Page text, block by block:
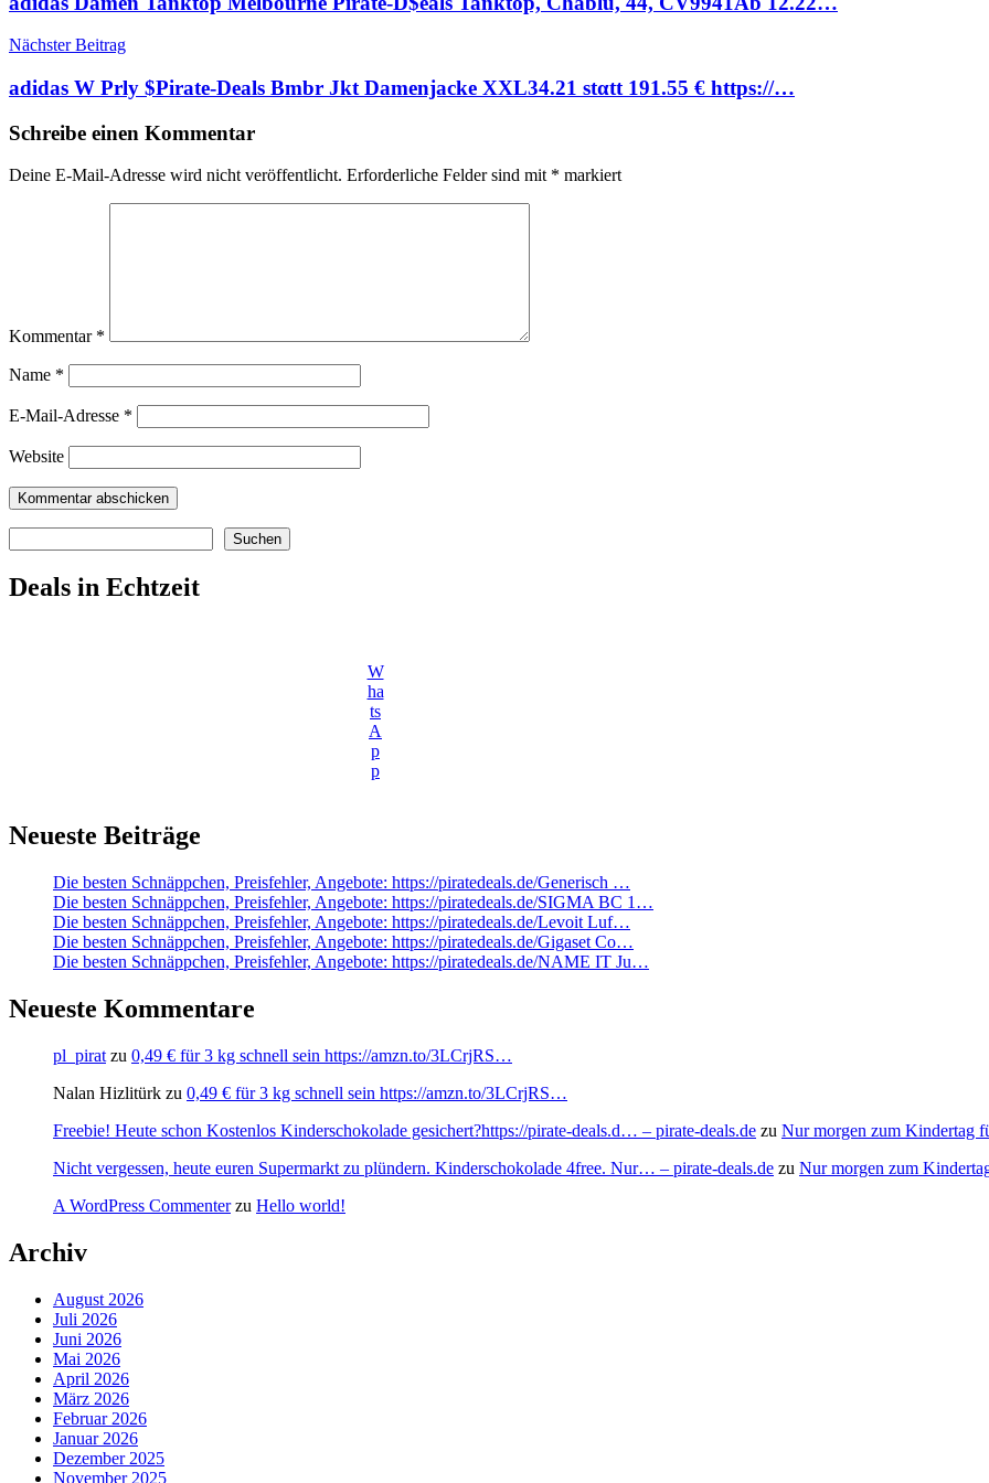
Nächster Beitrag
adidas W Prly $Pirate-Deals Bmbr Jkt Damenjacke XXL34.21 stαtt 191.55 € https://…
Schreibe einen Kommentar
Deine E-Mail-Adresse wird nicht veröffentlicht. Erforderliche Felder sind mit * markiert
Kommentar *
Name *
E-Mail-Adresse *
Website
Suchen
Deals in Echtzeit
W
ha
ts
A
p
p
Neueste Beiträge
Die besten Schnäppchen, Preisfehler, Angebote: https://piratedeals.de/Generisch …
Die besten Schnäppchen, Preisfehler, Angebote: https://piratedeals.de/SIGMA BC 1…
Die besten Schnäppchen, Preisfehler, Angebote: https://piratedeals.de/Levoit Luf…
Die besten Schnäppchen, Preisfehler, Angebote: https://piratedeals.de/Gigaset Co…
Die besten Schnäppchen, Preisfehler, Angebote: https://piratedeals.de/NAME IT Ju…
Neueste Kommentare
pl_pirat zu 0,49 € für 3 kg schnell sein https://amzn.to/3LCrjRS…
Nalan Hizlitürk zu 0,49 € für 3 kg schnell sein https://amzn.to/3LCrjRS…
Freebie! Heute schon Kostenlos Kinderschokolade gesichert?https://pirate-deals.d… – pirate-deals.de zu Nur morgen zum Kindertag
Nicht vergessen, heute euren Supermarkt zu plündern. Kinderschokolade 4free. Nur… – pirate-deals.de zu Nur morgen zum
A WordPress Commenterzu Hello world!
Archiv
August 2026
Juli 2026
Juni 2026
Mai 2026
April 2026
März 2026
Februar 2026
Januar 2026
Dezember 2025
November 2025